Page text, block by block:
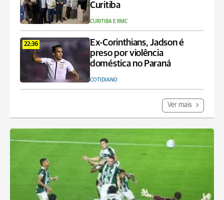
Curitiba
CURITIBA E RMC
22:36
Ex-Corinthians, Jadson é
preso por violência
doméstica no Paraná
COTIDIANO
Ver mais